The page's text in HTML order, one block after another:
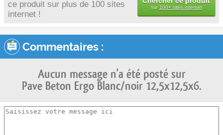
ce produit sur plus de 100 sites
internet !
sur 100+ sites internet
Commentaires :
Aucun message n'a été posté sur
Pave Beton Ergo Blanc/noir 12,5x12,5x6.